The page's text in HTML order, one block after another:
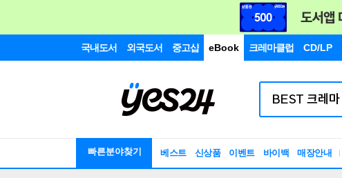
국내도서 외국도서 중고샵 eBook 크레마클럽 CD/LP
빠른분야찾기 베스트 신상품 이벤트 바이백 매장안내